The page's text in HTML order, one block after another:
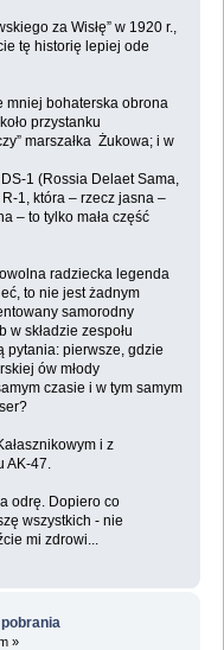
za Wisłę” w 1920 r.,
tę historię lepiej ode
mniej bohaterska obrona
przystanku
marszałka Żukowa; i w
1 (Rossia Delaet Sama,
1, która – rzecz jasna –
– to tylko mała część
radziecka legenda
to nie jest żadnym
samorodny
w składzie zespołu
pytania: pierwsze, gdzie
ów młody
czasie i w tym samym
i z
AK-47.
odrę. Dopiero co
wszystkich - nie
mi zdrowi...
»